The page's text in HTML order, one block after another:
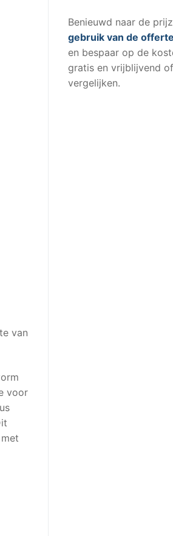
van
voor
Benieuwd naar de
gebruik van de
en bespaar op de
gratis en vrijblijvend
vergelijken.